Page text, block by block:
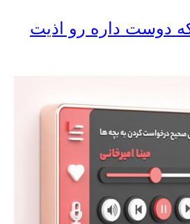
دوست داره رو اذیت